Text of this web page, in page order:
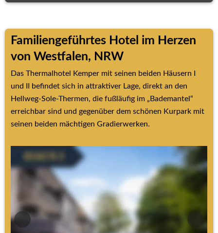
Familiengeführtes Hotel im Herzen
von Westfalen, NRW
Das Thermalhotel Kemper mit seinen beiden Häusern I
und II befindet sich in attraktiver Lage, direkt an den
Hellweg-Sole-Thermen, die fußläufig im „Bademantel“
erreichbar sind und gegenüber dem schönen Kurpark mit
seinen beiden mächtigen Gradierwerken.